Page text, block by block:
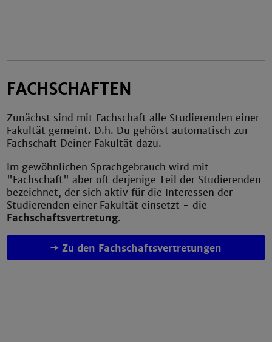
FACHSCHAFTEN
Zunächst sind mit Fachschaft alle Studierenden einer
Fakultät gemeint. D.h. Du gehörst automatisch zur
Fachschaft Deiner Fakultät dazu.
Im gewöhnlichen Sprachgebrauch wird mit
"Fachschaft" aber oft derjenige Teil der Studierenden
bezeichnet, der sich aktiv für die Interessen der
Studierenden einer Fakultät einsetzt - die
Fachschaftsvertretung.
Zu den Fachschaftsvertretungen